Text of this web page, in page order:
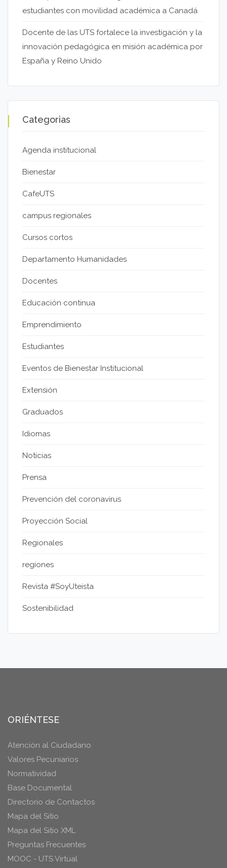
estudiantes con movilidad académica a Canadá
Docente de las UTS fortalece la investigación y la
innovación pedagógica en misión académica por
España y Reino Unido
Categorias
Agenda institucional
Bienestar
CafeUTS
campus regionales
Cursos cortos
Departamento Humanidades
Docentes
Educación continua
Emprendimiento
Estudiantes
Eventos de Bienestar Institucional
Extensión
Graduados
Idiomas
Noticias
Prensa
Prevención del coronavirus
Proyección Social
Regionales
regiones
Revista #SoyUteista
Sostenibilidad
ORIÉNTESE
Atención al Ciudadano
Valores Pecuniarios
Normatividad
Base Documental
Directorio de Contactos
Mapa del Sitio
Mapa del Sitio XML
Preguntas Frecuentes
MOOC - UTS Virtual